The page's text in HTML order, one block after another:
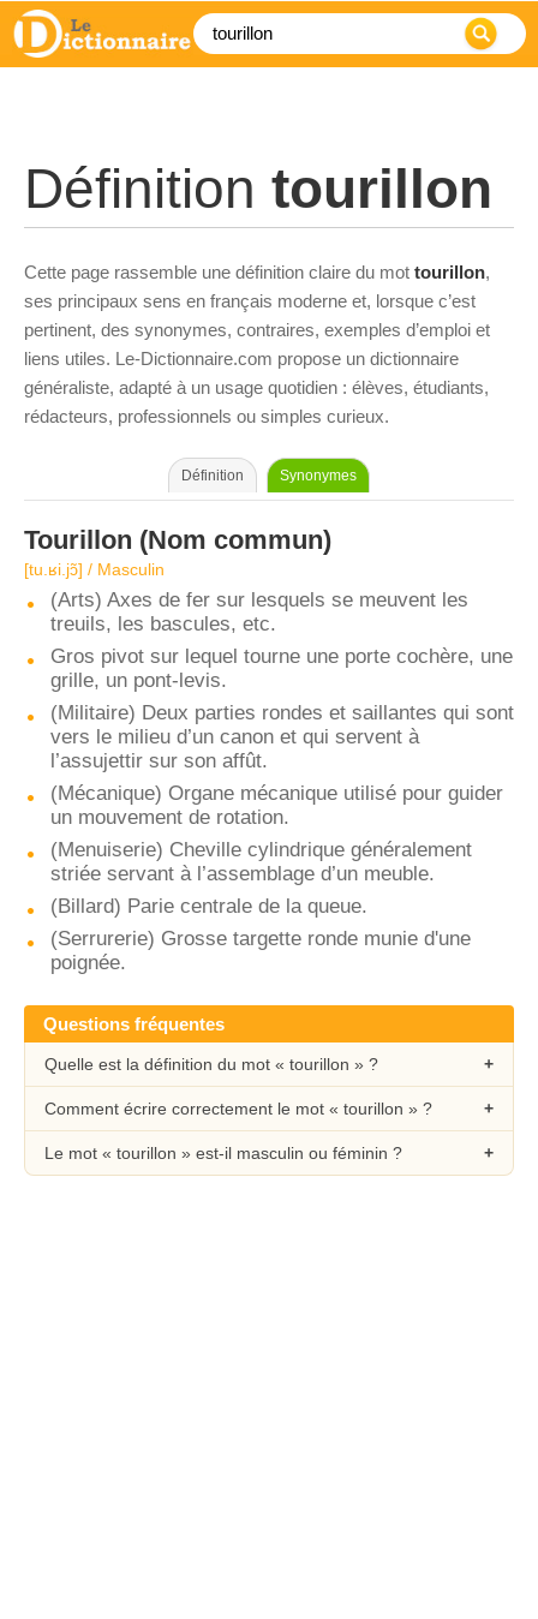
Définition tourillon
Cette page rassemble une définition claire du mot tourillon,
ses principaux sens en français moderne et, lorsque c’est
pertinent, des synonymes, contraires, exemples d’emploi et
liens utiles. Le-Dictionnaire.com propose un dictionnaire
généraliste, adapté à un usage quotidien : élèves, étudiants,
rédacteurs, professionnels ou simples curieux.
Définition Synonymes
Tourillon (Nom commun)
[tu.ʁi.jɔ̃] / Masculin
(Arts) Axes de fer sur lesquels se meuvent les
treuils, les bascules, etc.
Gros pivot sur lequel tourne une porte cochère, une
grille, un pont-levis.
(Militaire) Deux parties rondes et saillantes qui sont
vers le milieu d’un canon et qui servent à
l’assujettir sur son affût.
(Mécanique) Organe mécanique utilisé pour guider
un mouvement de rotation.
(Menuiserie) Cheville cylindrique généralement
striée servant à l’assemblage d’un meuble.
(Billard) Parie centrale de la queue.
(Serrurerie) Grosse targette ronde munie d'une
poignée.
Questions fréquentes
Quelle est la définition du mot « tourillon » ?
Comment écrire correctement le mot « tourillon » ?
Le mot « tourillon » est-il masculin ou féminin ?